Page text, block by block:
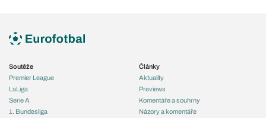
Soutěže
Premier League
LaLiga
Serie A
1. Bundesliga
Články
Aktuality
Previews
Komentáře a souhrny
Názory a komentáře